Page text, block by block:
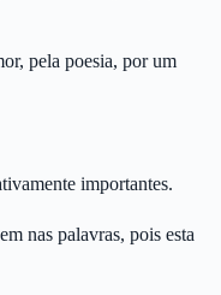
pela poesia, por um
importantes.
nas palavras, pois esta